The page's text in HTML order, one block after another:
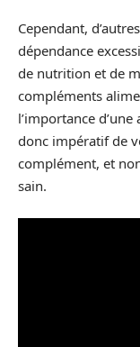
Cependant,
dépendance
de nutrition et de
compléments
l’importance
donc impératif de
complément, et
sain.